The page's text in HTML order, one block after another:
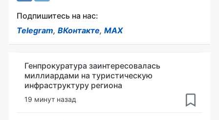
Подпишитесь на нас:
Telegram, ВКонтакте, MAX
Генпрокуратура заинтересовалась
миллиардами на туристическую
инфраструктуру региона
19 минут назад